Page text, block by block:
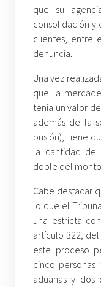
que su
consolidación y
clientes, entre
denuncia.
Una vez
que la
tenía un valor
además de la
prisión), tiene
la cantidad de
doble del
Cabe destacar
lo que el
una estricta
artículo 322, del
este proceso
cinco personas
aduanas y dos